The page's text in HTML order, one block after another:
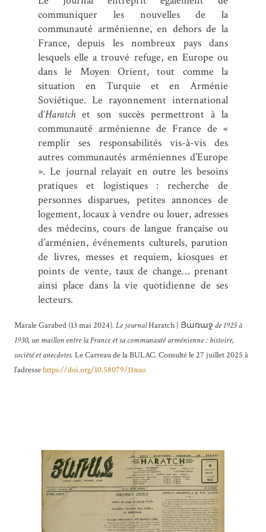
communiquer les nouvelles de la
communauté arménienne, en dehors de la
France, depuis les nombreux pays dans
lesquels elle a trouvé refuge, en Europe ou
dans le Moyen Orient, tout comme la
situation en Turquie et en Arménie
Soviétique. Le rayonnement international
d’Haratchet son succès permettront à la
communauté arménienne de France de «
remplir ses responsabilités vis-à-vis des
autres communautés arméniennes d’Europe
». Le journal relayait en outre les besoins
pratiques et logistiques : recherche de
personnes disparues, petites annonces de
logement, locaux à vendre ou louer, adresses
des médecins, cours de langue française ou
d’arménien, événements culturels, parution
de livres, messes et requiem, kiosques et
points de vente, taux de change… prenant
ainsi place dans la vie quotidienne de ses
lecteurs.
Marale Garabed (13 mai 2024).Le journalHaratch | Յառաջ de 1925 à
1930, un maillon entre la France et sa communauté arménienne : histoire,
société et anecdotes. Le Carreau de la BULAC. Consulté le 27 juillet 2025 à
l’adressehttps://doi.org/10.58079/11nuo